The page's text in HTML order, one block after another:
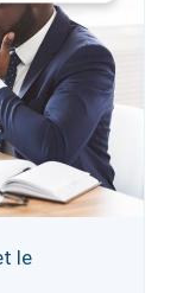
le